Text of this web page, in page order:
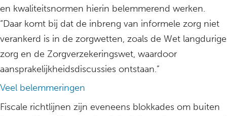
en kwaliteitsnormen hierin belemmerend werken.
“Daar komt bij dat de inbreng van informele zorg niet
verankerd is in de zorgwetten, zoals de Wet langdurige
zorg en de Zorgverzekeringswet, waardoor
aansprakelijkheidsdiscussies ontstaan.”
Veel belemmeringen
Fiscale richtlijnen zijn eveneens blokkades om buiten